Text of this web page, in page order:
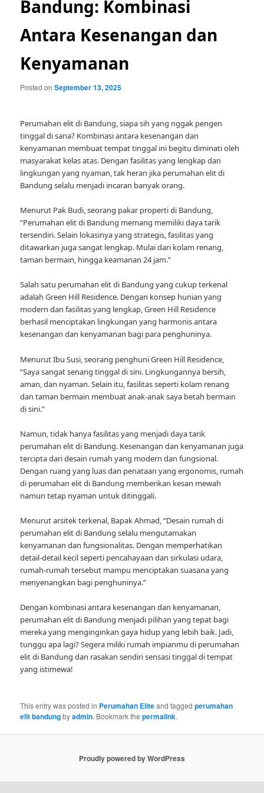
Bandung: Kombinasi
Antara Kesenangan dan
Kenyamanan
Posted onSeptember 13, 2025
Perumahan elit di Bandung, siapa sih yang nggak pengen
tinggal di sana? Kombinasi antara kesenangan dan
kenyamanan membuat tempat tinggal ini begitu diminati oleh
masyarakat kelas atas. Dengan fasilitas yang lengkap dan
lingkungan yang nyaman, tak heran jika perumahan elit di
Bandung selalu menjadi incaran banyak orang.
Menurut Pak Budi, seorang pakar properti di Bandung,
“Perumahan elit di Bandung memang memiliki daya tarik
tersendiri. Selain lokasinya yang strategis, fasilitas yang
ditawarkan juga sangat lengkap. Mulai dari kolam renang,
taman bermain, hingga keamanan 24 jam.”
Salah satu perumahan elit di Bandung yang cukup terkenal
adalah Green Hill Residence. Dengan konsep hunian yang
modern dan fasilitas yang lengkap, Green Hill Residence
berhasil menciptakan lingkungan yang harmonis antara
kesenangan dan kenyamanan bagi para penghuninya.
Menurut Ibu Susi, seorang penghuni Green Hill Residence,
“Saya sangat senang tinggal di sini. Lingkungannya bersih,
aman, dan nyaman. Selain itu, fasilitas seperti kolam renang
dan taman bermain membuat anak-anak saya betah bermain
di sini.”
Namun, tidak hanya fasilitas yang menjadi daya tarik
perumahan elit di Bandung. Kesenangan dan kenyamanan juga
tercipta dari desain rumah yang modern dan fungsional.
Dengan ruang yang luas dan penataan yang ergonomis, rumah
di perumahan elit di Bandung memberikan kesan mewah
namun tetap nyaman untuk ditinggali.
Menurut arsitek terkenal, Bapak Ahmad, “Desain rumah di
perumahan elit di Bandung selalu mengutamakan
kenyamanan dan fungsionalitas. Dengan memperhatikan
detail-detail kecil seperti pencahayaan dan sirkulasi udara,
rumah-rumah tersebut mampu menciptakan suasana yang
menyenangkan bagi penghuninya.”
Dengan kombinasi antara kesenangan dan kenyamanan,
perumahan elit di Bandung menjadi pilihan yang tepat bagi
mereka yang menginginkan gaya hidup yang lebih baik. Jadi,
tunggu apa lagi? Segera miliki rumah impianmu di perumahan
elit di Bandung dan rasakan sendiri sensasi tinggal di tempat
yang istimewa!
This entry was posted in Perumahan Eliteand taggedperumahan
elit bandungbyadmin. Bookmark thepermalink.
Proudly powered by WordPress